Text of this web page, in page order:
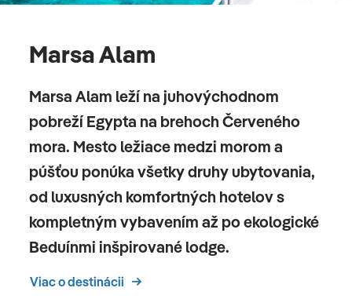
Marsa Alam
Marsa Alam leží na juhovýchodnom
pobreží Egypta na brehoch Červeného
mora. Mesto ležiace medzi morom a
púšťou ponúka všetky druhy ubytovania,
od luxusných komfortných hotelov s
kompletným vybavením až po ekologické
Beduínmi inšpirované lodge.
Viac o destinácii